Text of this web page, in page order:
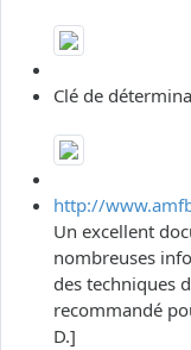
Clé de
http://
Un excellent
nombreuses
des techniques
recommandé
D.]